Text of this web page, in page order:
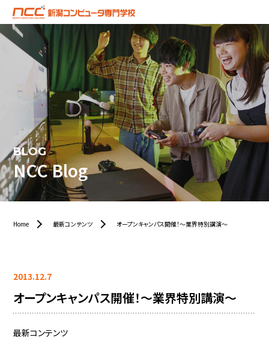
BLOG
NCC Blog
Home 最新コンテンツ オープンキャンパス開催！～業界特別講演～
2013.12.7
オープンキャンパス開催！～業界特別講演～
最新コンテンツ